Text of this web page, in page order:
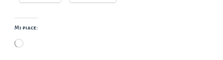
Mi piace:
Caricamento